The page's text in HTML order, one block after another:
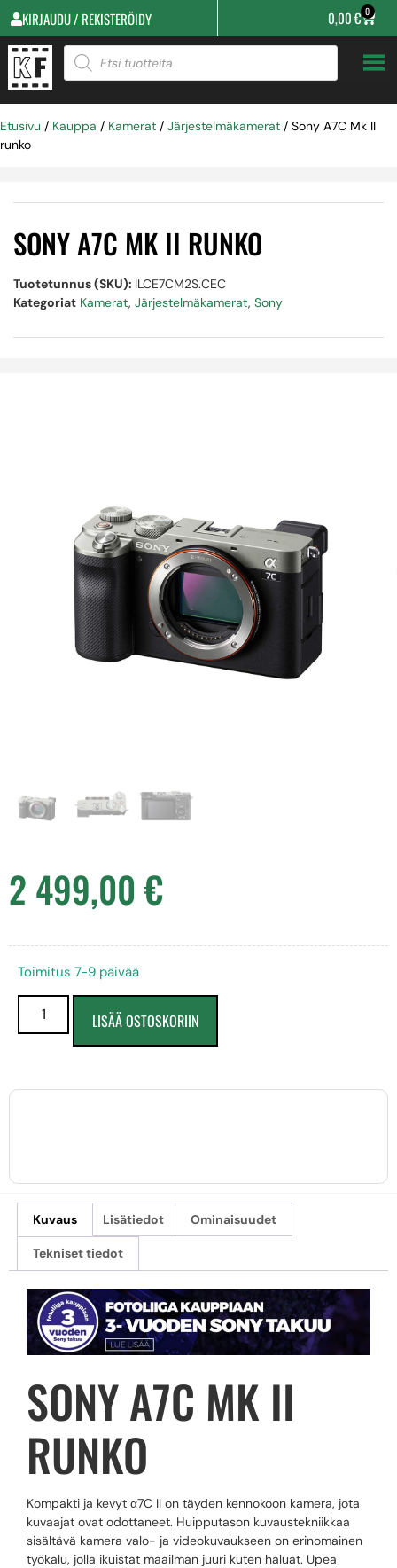
KIRJAUDU / REKISTERÖIDY 0,00€ 0
Etusivu / Kauppa / Kamerat / Järjestelmäkamerat / Sony A7C Mk II
runko
SONY A7C MK II RUNKO
Tuotetunnus (SKU): ILCE7CM2S.CEC
Kategoriat Kamerat, Järjestelmäkamerat, Sony
2 499,00€
Toimitus 7-9 päivää
LISÄÄ OSTOSKORIIN
Kuvaus Lisätiedot Ominaisuudet
Tekniset tiedot
SONY A7C MK II
RUNKO
Kompakti ja kevyt α7C II on täyden kennokoon kamera, jota
kuvaajat ovat odottaneet. Huipputason kuvaustekniikkaa
sisältävä kamera valo- ja videokuvaukseen on erinomainen
työkalu, jolla ikuistat maailman juuri kuten haluat. Upea